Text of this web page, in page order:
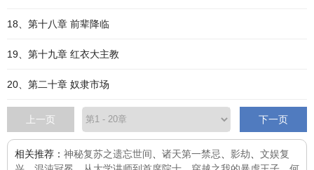
18、第十八章 前辈降临
19、第十九章 红衣大主教
20、第二十章 奴隶市场
上一页 下一页
相关推荐： 神秘复苏之遗忘世间 诸天第一禁忌 影劫
文娱复